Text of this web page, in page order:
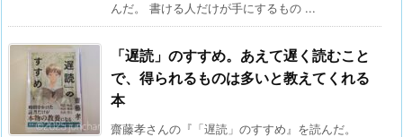
んだ。 書ける人だけが手にするもの ...
「遅読」のすすめ。あえて遅く読むこと
で、得られるものは多いと教えてくれる
本
齋藤孝さんの『「遅読」のすすめ』を読んだ。